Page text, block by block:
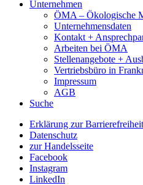
Unternehmen
ÖMA – Ökologische
Unternehmensdaten
Kontakt +
Arbeiten bei ÖMA
Stellenangebote +
Vertriebsbüro in
Impressum
AGB
Suche
Erklärung zur Barrierefreiheit
Datenschutz
zur Handelsseite
Facebook
Instagram
LinkedIn